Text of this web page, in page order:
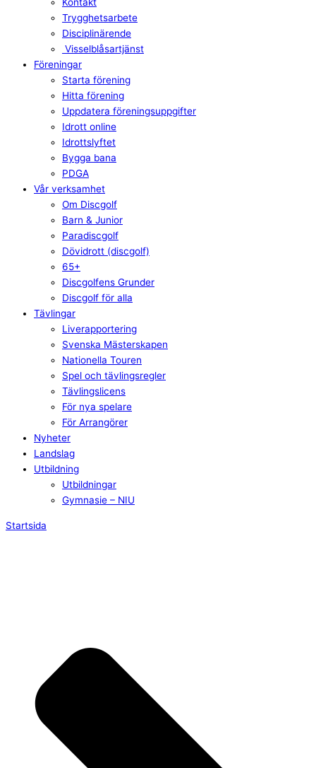
Trygghetsarbete
Disciplinärende
Visselblåsartjänst
Föreningar
Starta förening
Hitta förening
Uppdatera föreningsuppgifter
Idrott online
Idrottslyftet
Bygga bana
PDGA
Vår verksamhet
Om Discgolf
Barn & Junior
Paradiscgolf
Dövidrott (discgolf)
65+
Discgolfens Grunder
Discgolf för alla
Tävlingar
Liverapportering
Svenska Mästerskapen
Nationella Touren
Spel och tävlingsregler
Tävlingslicens
För nya spelare
För Arrangörer
Nyheter
Landslag
Utbildning
Utbildningar
Gymnasie – NIU
Startsida